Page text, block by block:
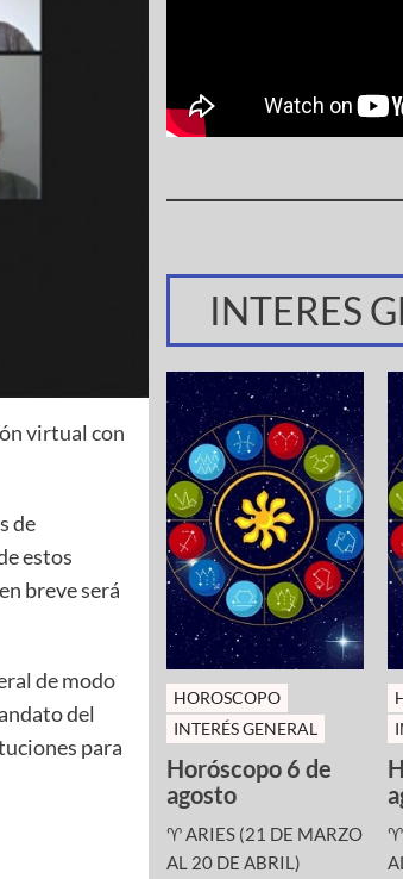
virtual con
de
estos
breve será
de modo
del
para
INTERES
HOROSCOPO
INTERÉS GENERAL
Horóscopo 6 de
agosto
♈ ARIES (21 DE MARZO
AL 20 DE ABRIL)